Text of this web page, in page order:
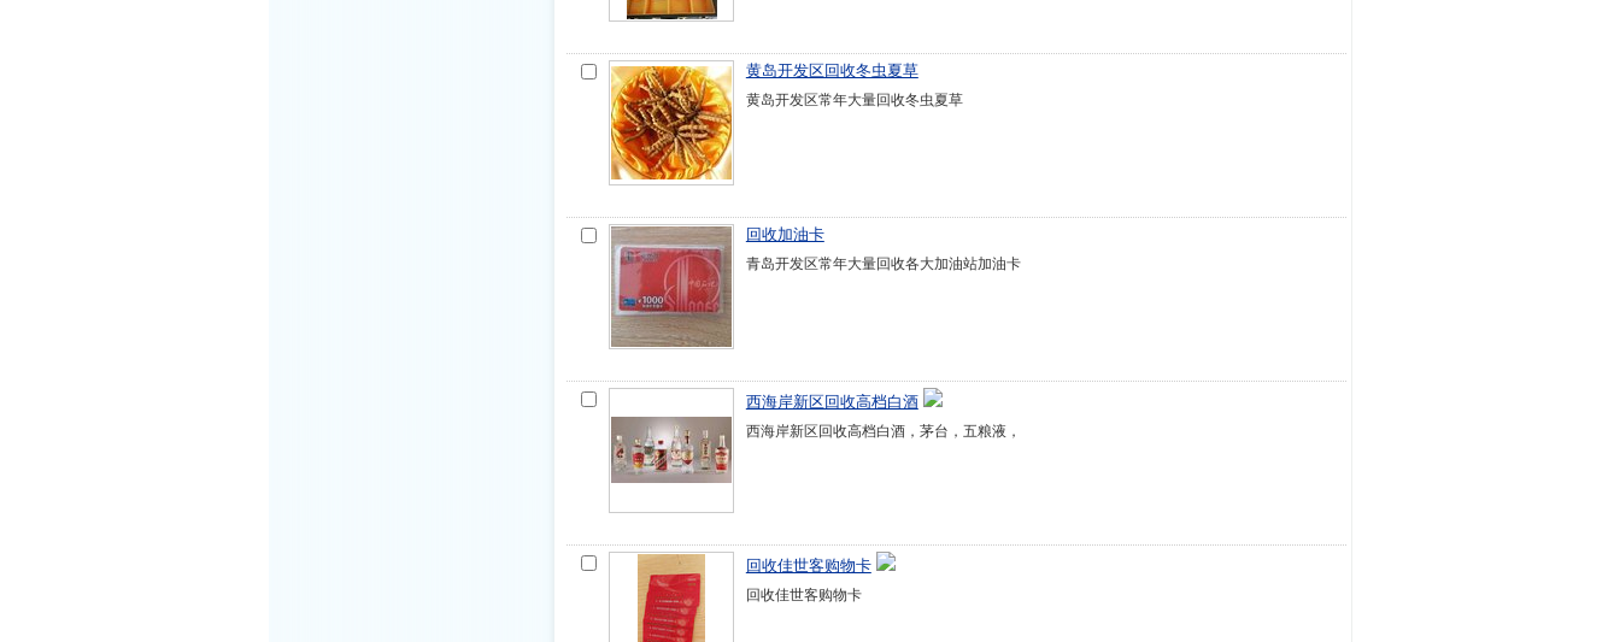
黄岛开发区回收冬虫夏草
黄岛开发区常年大量回收冬虫夏草
回收加油卡
青岛开发区常年大量回收各大加油站加油卡
西海岸新区回收高档白酒
西海岸新区回收高档白酒，茅台，五粮液，
回收佳世客购物卡
回收佳世客购物卡